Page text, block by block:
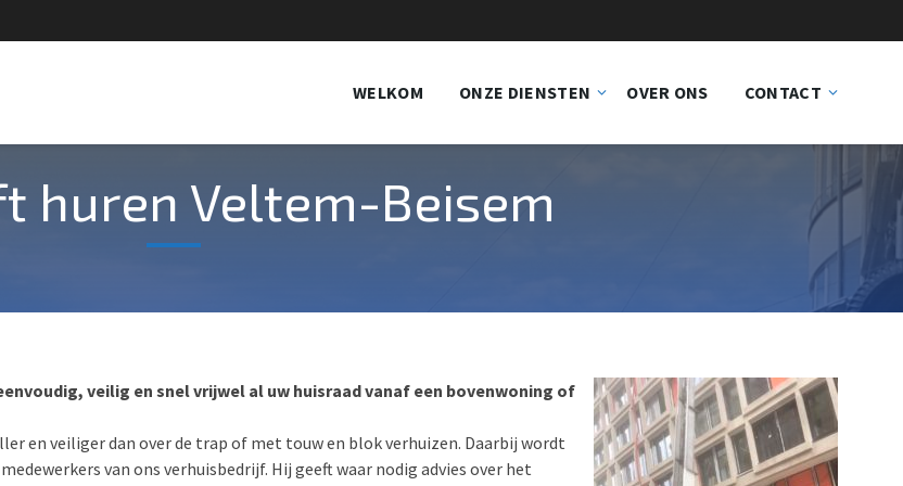
WELKOM ONZE DIENSTEN OVER ONS CONTACT
huren Veltem-Beisem
veilig en snel vrijwel al uw huisraad vanaf een bovenwoning of
en veiliger dan over de trap of met touw en blok verhuizen. Daarbij wordt
van ons verhuisbedrijf. Hij geeft waar nodig advies over het